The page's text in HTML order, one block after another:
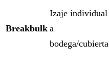
Breakbulk
Izaje individual
a
bodega/cubierta